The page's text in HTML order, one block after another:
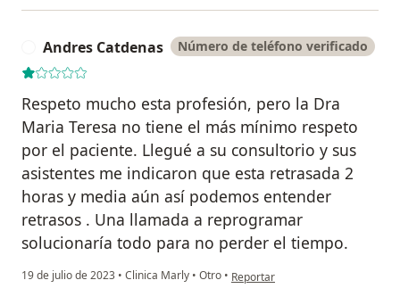
Andres Catdenas Número de teléfono verificado
Respeto mucho esta profesión, pero la Dra
Maria Teresa no tiene el más mínimo respeto
por el paciente. Llegué a su consultorio y sus
asistentes me indicaron que esta retrasada 2
horas y media aún así podemos entender
retrasos . Una llamada a reprogramar
solucionaría todo para no perder el tiempo.
19 de julio de 2023 • Clinica Marly • Otro • en opinión del usuario Andres
Reportar